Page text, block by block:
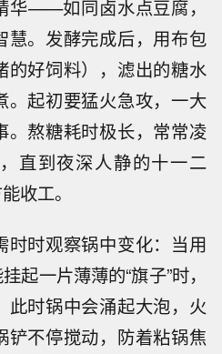
华——如同卤水点豆腐，
慧。发酵完成后，用布包
的好饲料），滤出的糖水
。起初要猛火急攻，一大
。熬糖耗时极长，常常凌
直到夜深人静的十一二
收工。
时时观察锅中变化：当用
起一片薄薄的“旗子”时，
此时锅中会涌起大泡，火
铲不停搅动，防着粘锅焦